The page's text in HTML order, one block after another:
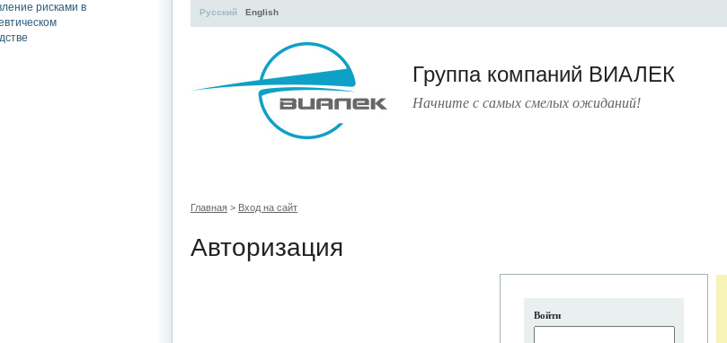
Группа компаний ВИАЛЕК
Начните с самых смелых ожиданий!
Русский English
Главная > Вход на сайт
Авторизация
Войти